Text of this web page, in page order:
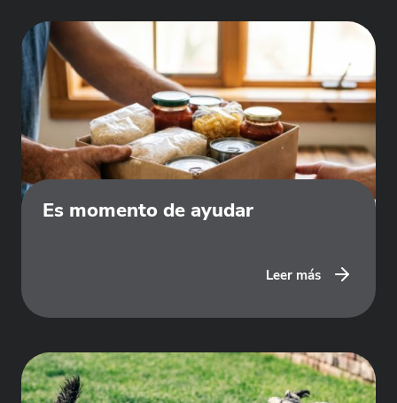
Es momento de ayudar
Leer más